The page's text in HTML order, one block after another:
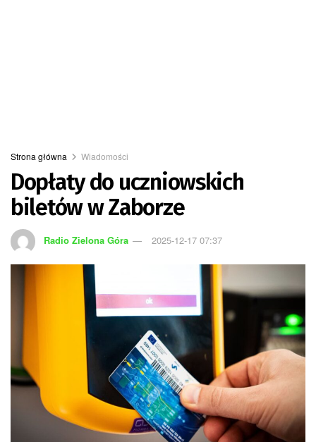
Strona główna Wiadomości
Dopłaty do uczniowskich
biletów w Zaborze
Radio Zielona Góra 2025-12-17 07:37